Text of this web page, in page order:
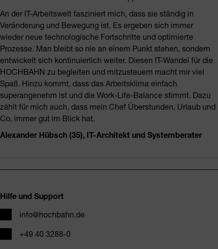
An der IT-Arbeitswelt fasziniert mich, dass sie ständig in
Veränderung und Bewegung ist. Es ergeben sich immer
wieder neue technologische Fortschritte und optimierte
Prozesse. Man bleibt so nie an einem Punkt stehen, sondern
entwickelt sich kontinuierlich weiter. Diesen IT-Wandel für die
HOCHBAHN zu begleiten und mitzusteuern macht mir viel
Spaß. Hinzu kommt, dass das Arbeitsklima einfach
superangenehm ist und die Work-Life-Balance stimmt. Dazu
zählt für mich auch, dass mein Chef Überstunden, Urlaub und
Co. immer gut im Blick hat.
Alexander Hübsch (35), IT-Architekt und Systemberater
Hilfe und Support
E-Mailinfo@hochbahn.de
Telefon+49 40 3288-0